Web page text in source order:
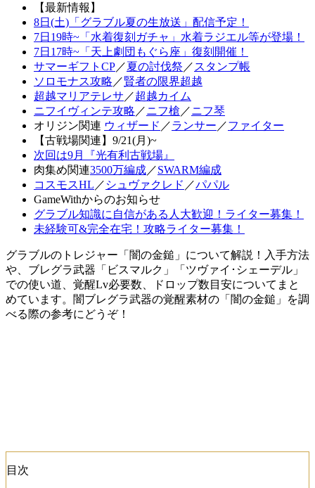
【最新情報】
8日(土)「グラブル夏の生放送」配信予定！
7日19時~「水着復刻ガチャ」水着ラジエル等が登場！
7日17時~「天上劇団もぐら座」復刻開催！
サマーギフトCP／夏の討伐祭 ／ スタンプ帳
ソロモナス攻略 ／賢者の限界超越
超越マリアテレサ ／超越カイム
ニフイヴィンテ攻略 ／ニフ槍 ／ニフ琴
オリジン関連 ウィザード ／ランサー ／ファイター
【古戦場関連】9/21(月)~
次回は9月『光有利古戦場』
肉集め関連3500万編成／SWARM編成
コスモスHL ／ シュヴァクレド ／パパル
GameWithからのお知らせ
グラブル知識に自信がある人大歓迎！ライター募集！
未経験可&完全在宅！攻略ライター募集！
グラブルのトレジャー「闇の金鎚」について解説！入手方法
や、ブレグラ武器「ビスマルク」「ツヴァイ･シェーデル」
での使い道、覚醒Lv必要数、ドロップ数目安についてまと
めています。闇ブレグラ武器の覚醒素材の「闇の金鎚」を調
べる際の参考にどうぞ！
目次